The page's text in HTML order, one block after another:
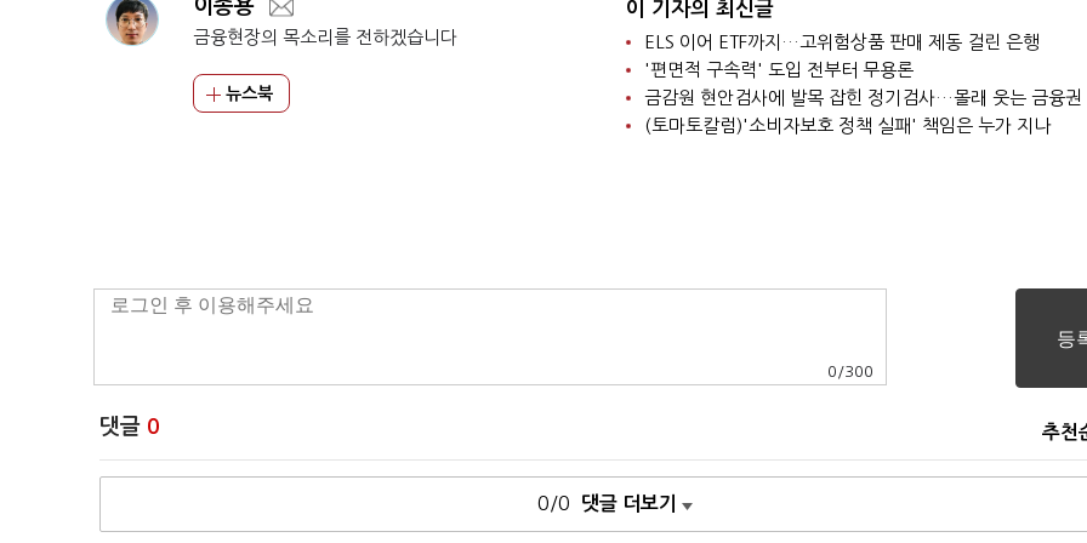
이종용
금융현장의 목소리를 전하겠습니다
뉴스북
이 기자의 최신글
ELS 이어 ETF까지…고위험상품 판매 제동 걸린 은행
'편면적 구속력' 도입 전부터 무용론
금감원 현안검사에 발목 잡힌 정기검사…몰래 웃는 금융권
(토마토칼럼)'소비자보호 정책 실패' 책임은 누가 지나
0 /300
댓글 0 추천
0/0 댓글 더보기